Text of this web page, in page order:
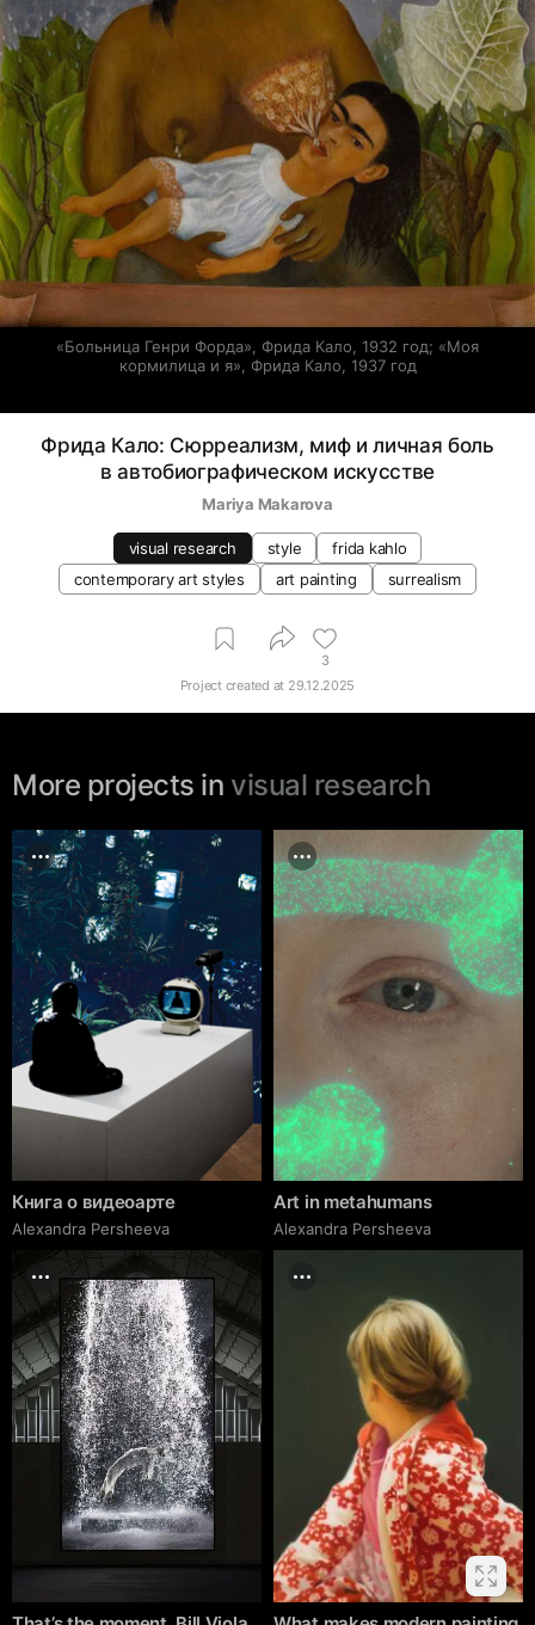
«Больница Генри Форда», Фрида Кало, 1932 год; «Моя
кормилица и я», Фрида Кало, 1937 год
Фрида Кало: Сюрреализм, миф и личная боль
в автобиографическом искусстве
Mariya Makarova
visual research style
frida kahlo
contemporary art styles
art painting surrealism
3
Project created at 29.12.2025
More projects in visual research
Книга о видеоарте
Alexandra Persheeva
Art in metahumans
Alexandra Persheeva